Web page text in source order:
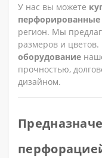
У нас вы можете
перфорированные
регион. Мы
размеров и цветов.
оборудование
прочностью,
дизайном.